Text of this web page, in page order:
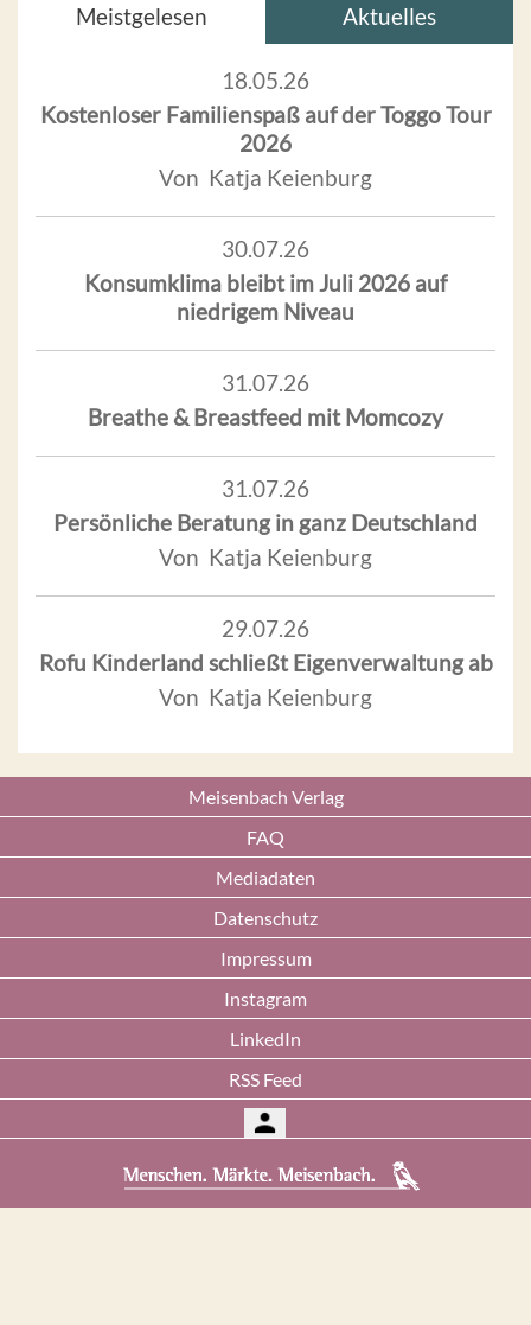
Meistgelesen Aktuelles
18.05.26
Kostenloser Familienspaß auf der Toggo Tour
2026
Von Katja Keienburg
30.07.26
Konsumklima bleibt im Juli 2026 auf
niedrigem Niveau
31.07.26
Breathe & Breastfeed mit Momcozy
31.07.26
Persönliche Beratung in ganz Deutschland
Von Katja Keienburg
29.07.26
Rofu Kinderland schließt Eigenverwaltung ab
Von Katja Keienburg
Meisenbach Verlag
FAQ
Mediadaten
Datenschutz
Impressum
Instagram
LinkedIn
RSS Feed